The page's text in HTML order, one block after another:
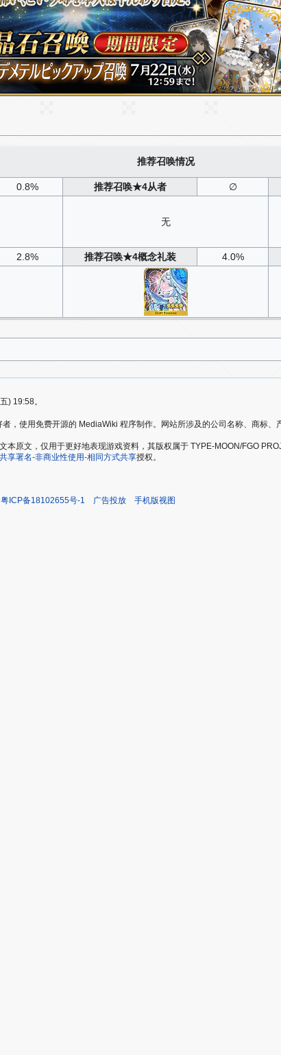
推荐召唤情况
0.8% 推荐召唤★4从者 ∅
无
2.8% 推荐召唤★4概念礼装 4.0%
) 19:58。
，使用免费开源的 MediaWiki 程序制作。网站所涉及的公司名称、商标、
本原文，仅用于更好地表现游戏资料，其版权属于 TYPE-MOON/FGO
享署名-非商业性使用-相同方式共享授权。
粤ICP备18102655号-1 广告投放 手机版视图